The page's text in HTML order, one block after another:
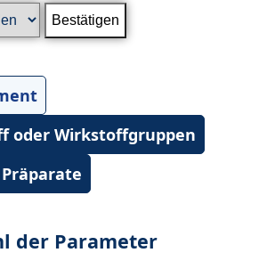
oder Wirkstoffgruppen
Präparate
der Parameter